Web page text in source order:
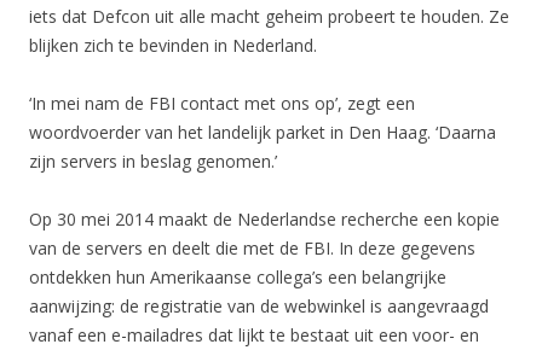
iets dat Defcon uit alle macht geheim probeert te houden. Ze
blijken zich te bevinden in Nederland.
‘In mei nam de FBI contact met ons op’, zegt een
woordvoerder van het landelijk parket in Den Haag. ‘Daarna
zijn servers in beslag genomen.’
Op 30 mei 2014 maakt de Nederlandse recherche een kopie
van de servers en deelt die met de FBI. In deze gegevens
ontdekken hun Amerikaanse collega’s een belangrijke
aanwijzing: de registratie van de webwinkel is aangevraagd
vanaf een e-mailadres dat lijkt te bestaat uit een voor- en